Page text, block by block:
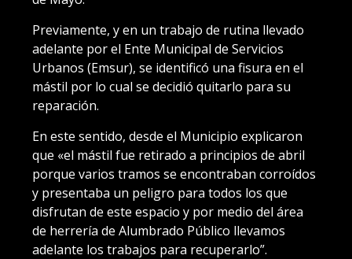
Previamente, y en un trabajo de rutina llevado
adelante por el Ente Municipal de Servicios
Urbanos (Emsur), se identificó una fisura en el
mástil por lo cual se decidió quitarlo para su
reparación.
En este sentido, desde el Municipio explicaron
que «el mástil fue retirado a principios de abril
porque varios tramos se encontraban corroídos
y presentaba un peligro para todos los que
disfrutan de este espacio y por medio del área
de herrería de Alumbrado Público llevamos
adelante los trabajos para recuperarlo”.